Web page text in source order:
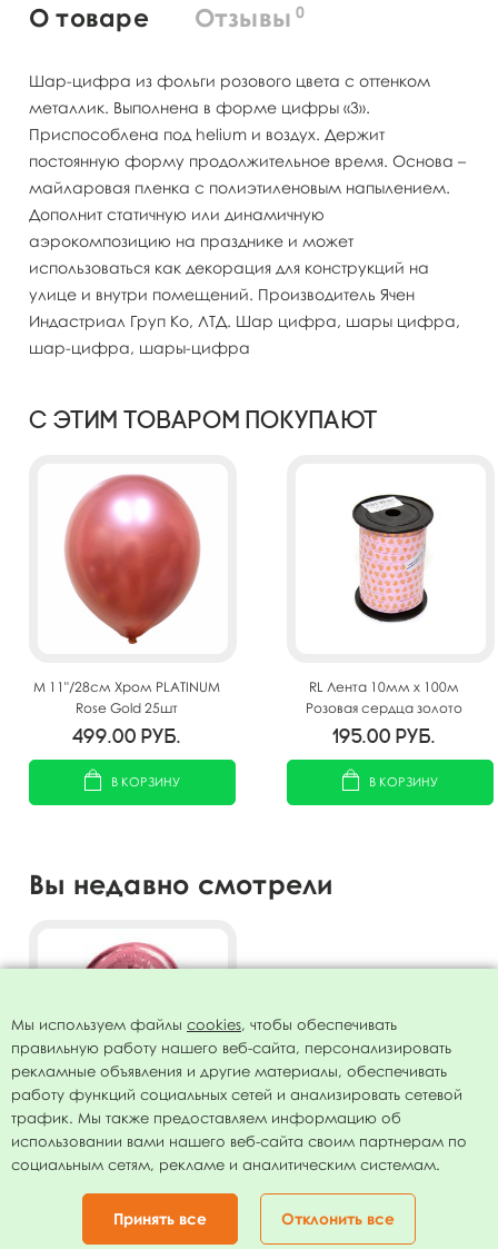
О товаре Отзывы 0
Шар-цифра из фольги розового цвета с оттенком
металлик. Выполнена в форме цифры «3».
Приспособлена под helium и воздух. Держит
постоянную форму продолжительное время. Основа –
майларовая пленка с полиэтиленовым напылением.
Дополнит статичную или динамичную
аэрокомпозицию на празднике и может
использоваться как декорация для конструкций на
улице и внутри помещений. Производитель Ячен
Индастриал Груп Ко, ЛТД. Шар цифра, шары цифра,
шар-цифра, шары-цифра
С этим товаром покупают
M 11"/28см Хром PLATINUM
Rose Gold 25шт
499.00 руб.
В КОРЗИНУ
RL Лента 10мм x 100м
Розовая сердца золото
(Москва) А124
195.00 руб.
В КОРЗИНУ
Вы недавно смотрели
Фигура Цифра 3 Rose Gold
40"/102см
79.00руб.
Мы используем файлы cookies, чтобы обеспечивать
правильную работу нашего веб-сайта, персонализировать
рекламные объявления и другие материалы, обеспечивать
работу функций социальных сетей и анализировать сетевой
трафик. Мы также предоставляем информацию об
использовании вами нашего веб-сайта своим партнерам по
социальным сетям, рекламе и аналитическим системам.
Принять все Отклонить все